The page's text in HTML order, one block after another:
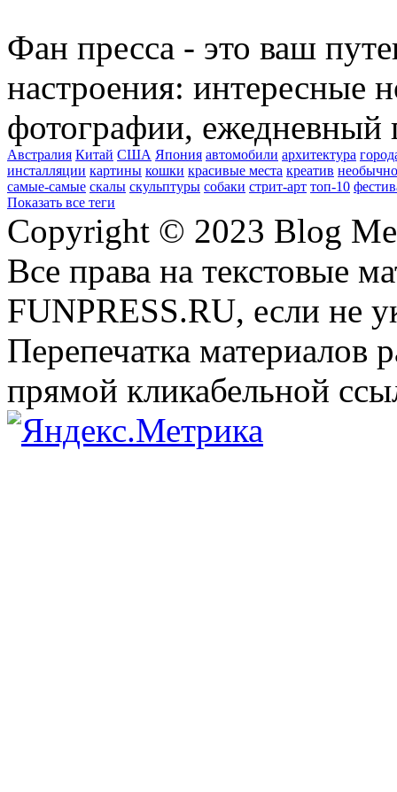
Фан пресса - это ваш
настроения: интересные
фотографии, ежедневный
Австралия Китай США Япония автомобили архитектура
инсталляции картины кошки красивые места креатив
самые-самые скалы скульптуры собаки стрит-арт топ-10
Показать все теги
Copyright © 2023 Blog
Все права на текстовые
FUNPRESS.RU, если не
Перепечатка материалов
прямой кликабельной